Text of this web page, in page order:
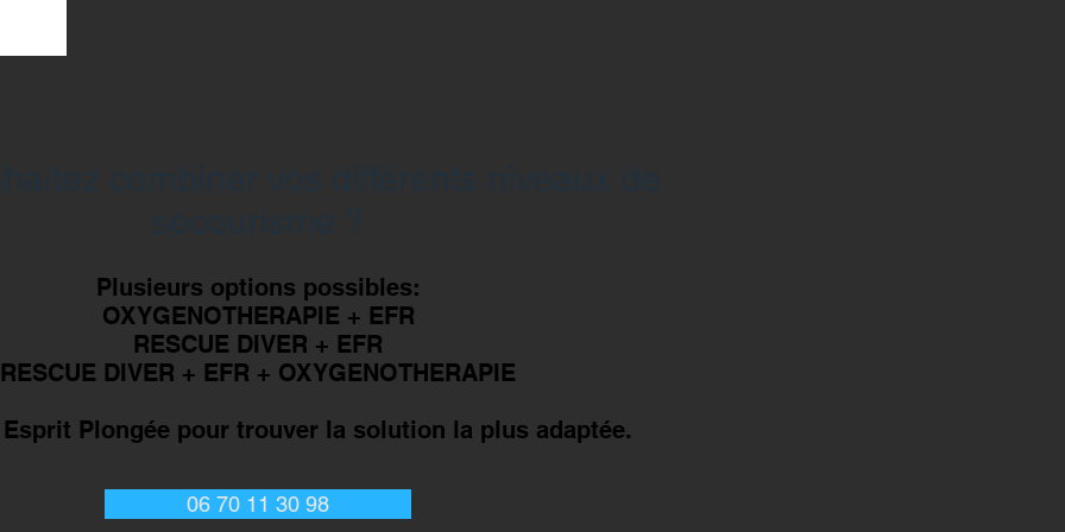
Plusieurs options possibles:
OXYGENOTHERAPIE + EFR
RESCUE DIVER + EFR
RESCUE DIVER + EFR + OXYGENOTHERAPIE
Plongée pour trouver la solution la plus adaptée.
06 70 11 30 98